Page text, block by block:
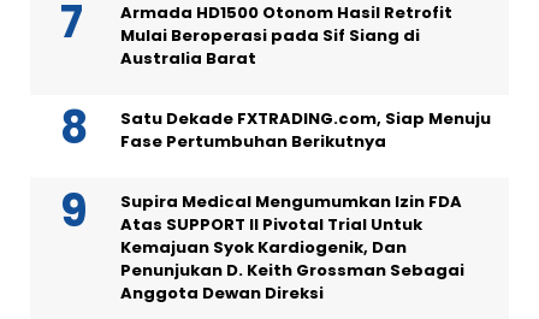
Armada HD1500 Otonom Hasil Retrofit
Mulai Beroperasi pada Sif Siang di
Australia Barat
Satu Dekade FXTRADING.com, Siap Menuju
Fase Pertumbuhan Berikutnya
Supira Medical Mengumumkan Izin FDA
Atas SUPPORT II Pivotal Trial Untuk
Kemajuan Syok Kardiogenik, Dan
Penunjukan D. Keith Grossman Sebagai
Anggota Dewan Direksi